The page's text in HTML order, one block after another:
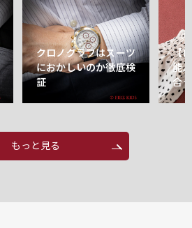
クロノグラフはスーツ
におかしいのか徹底検
証
【
能
合
もっと見る